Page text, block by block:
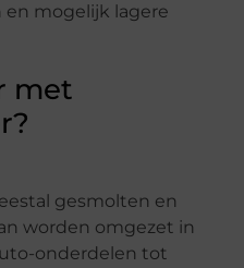
mogelijk lagere
met
gesmolten en
worden omgezet in
onderdelen tot